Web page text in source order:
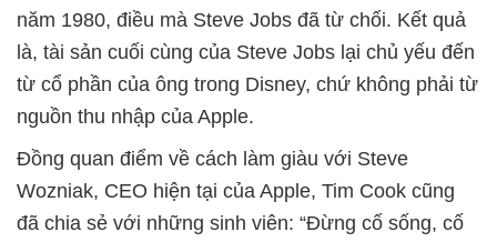
năm 1980, điều mà Steve Jobs đã từ chối. Kết quả
là, tài sản cuối cùng của Steve Jobs lại chủ yếu đến
từ cổ phần của ông trong Disney, chứ không phải từ
nguồn thu nhập của Apple.
Đồng quan điểm về cách làm giàu với Steve
Wozniak, CEO hiện tại của Apple, Tim Cook cũng
đã chia sẻ với những sinh viên: “Đừng cố sống, cố